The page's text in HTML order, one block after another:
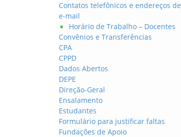
Contatos telefônicos e endereços de
e-mail
Horário de Trabalho – Docentes
Convênios e Transferências
CPA
CPPD
Dados Abertos
DEPE
Direção-Geral
Ensalamento
Estudantes
Formulário para justificar faltas
Fundações de Apoio